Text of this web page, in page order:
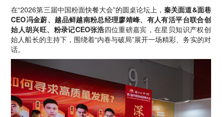
在“2026第三届中国粉面快餐大会”的圆桌论坛上，秦关面道&面巷
CEO冯金蔚、越品鲜越南粉总经理廖靖峰、有人有活平台联合创
始人胡兴旺、粉录记CEO张浩四位重磅嘉宾，在星贝知识产权创
始人船长的主持下，围绕着“内卷与破局”展开一场精彩、务实的对
话。